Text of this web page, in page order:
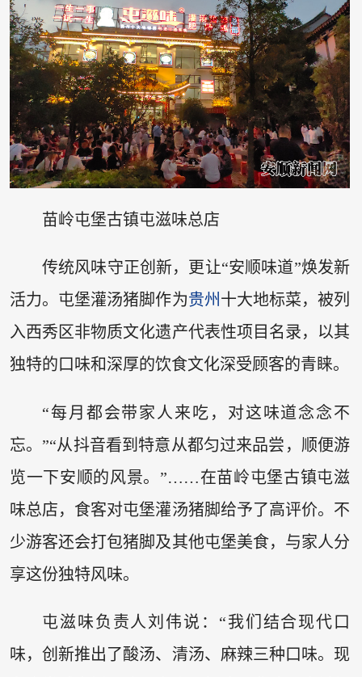
苗岭屯堡古镇屯滋味总店
传统风味守正创新，更让“安顺味道”焕发新
活力。屯堡灌汤猪脚作为贵州 十大地标菜，被列
入西秀区非物质文化遗产代表性项目名录，以其
独特的口味和深厚的饮食文化深受顾客的青睐。
“每月都会带家人来吃，对这味道念念不
忘。”“从抖音看到特意从都匀过来品尝，顺便游
览一下安顺的风景。”……在苗岭屯堡古镇屯滋
味总店，食客对屯堡灌汤猪脚给予了高评价。不
少游客还会打包猪脚及其他屯堡美食，与家人分
享这份独特风味。
屯滋味负责人刘伟说：“我们结合现代口
味，创新推出了酸汤、清汤、麻辣三种口味。现